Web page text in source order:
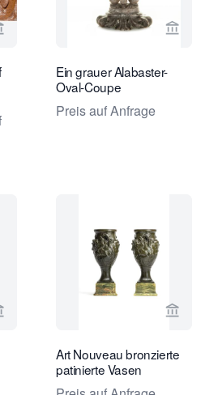
von Kunstconsult 2.0
Ein grauer Alabaster-
Oval-Coupe
Preis auf Anfrage
von Toebosch
Art Nouveau bronzierte
patinierte Vasen